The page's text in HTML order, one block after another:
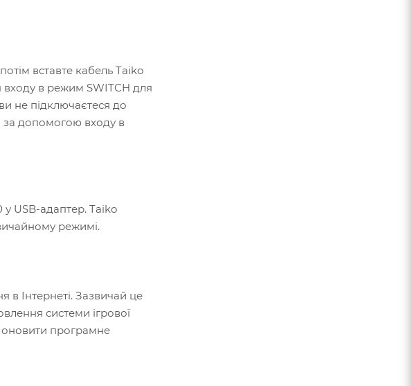
вставте кабель Taiko
входу в режим SWITCH для
не підключаєтеся до
за допомогою входу в
у USB-адаптер. Taiko
режимі.
Інтернеті. Зазвичай це
системи ігрової
програмне